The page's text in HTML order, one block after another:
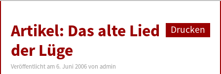
BUNDESTAG
PRESSE
Drucken
Artikel: Das alte Lied
der Lüge
Veröffentlicht am6. Juni 2006 vonadmin